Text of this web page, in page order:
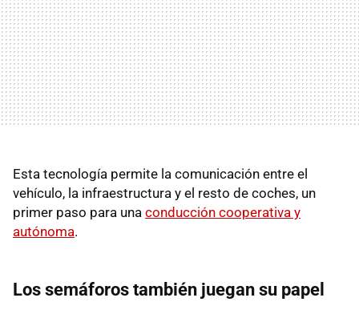
Esta tecnología permite la comunicación entre el
vehículo, la infraestructura y el resto de coches, un
primer paso para una conducción cooperativa y
autónoma.
Los semáforos también juegan su papel